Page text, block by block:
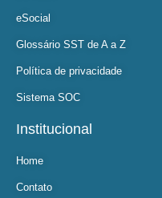
eSocial
Glossário SST de A a Z
Política de privacidade
Sistema SOC
Institucional
Home
Contato